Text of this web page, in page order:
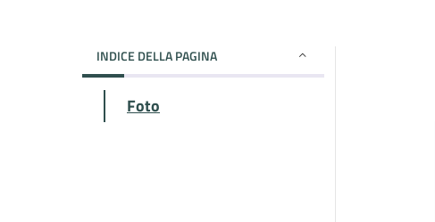
INDICE DELLA PAGINA
Foto